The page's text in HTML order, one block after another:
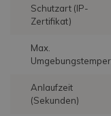
Schutzart (IP-
Zertifikat)
Max.
Anlaufzeit
(Sekunden)